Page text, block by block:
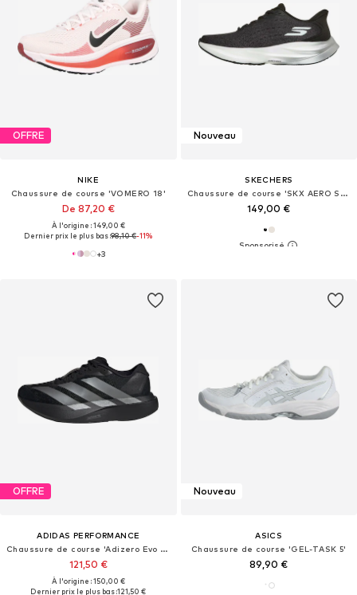
OFFRE
NIKE
Chaussure de course 'VOMERO 18'
De 87,20 €
À l'origine : 149,00 €
Dernier prix le plus bas :98,10 €-11%
+3
Nouveau
SKECHERS
Chaussure de course 'SKX AERO SPARK'
149,00 €
OFFRE
ADIDAS PERFORMANCE
Chaussure de course 'Adizero Evo SL'
121,50 €
À l'origine : 150,00 €
Dernier prix le plus bas :121,50 €
Nouveau
ASICS
Chaussure de course 'GEL-TASK 5'
89,90 €